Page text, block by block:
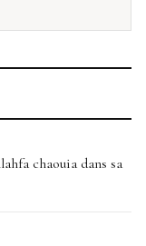
chaouia dans sa